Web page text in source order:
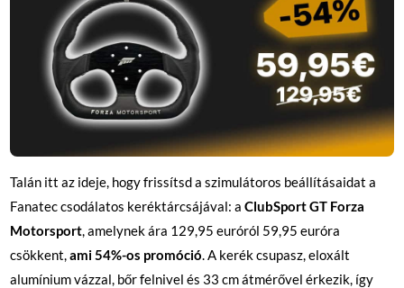
Talán itt az ideje, hogy frissítsd a szimulátoros beállításaidat a
Fanatec csodálatos keréktárcsájával: aClubSport GT Forza
Motorsport, amelynek ára 129,95 euróról 59,95 euróra
csökkent,ami 54%-os promóció. A kerék csupasz, eloxált
alumínium vázzal, bőr felnivel és 33 cm átmérővel érkezik, így